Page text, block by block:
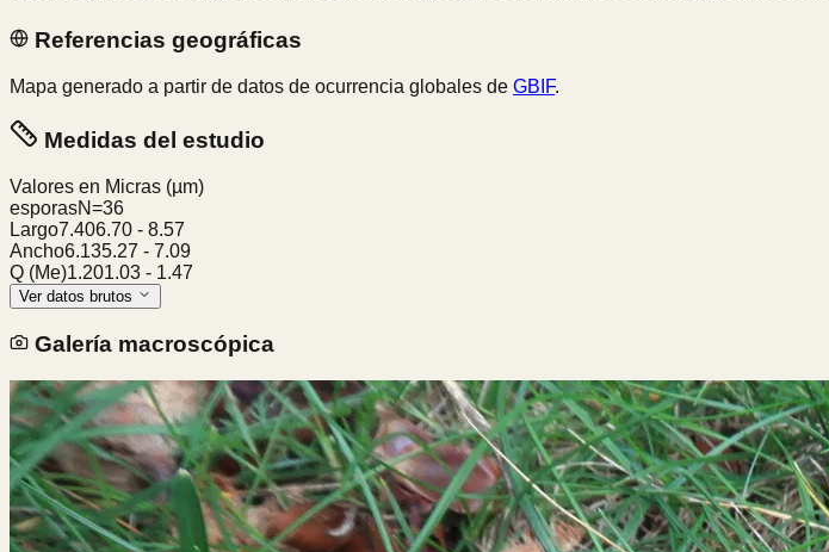
Referencias geográficas
Mapa generado a partir de datos de ocurrencia globales de GBIF.
Medidas del estudio
Valores en Micras (µm)
esporasN=36
Largo7.406.70 - 8.57
Ancho6.135.27 - 7.09
Q (Me)1.201.03 - 1.47
Ver datos brutos
Galería macroscópica